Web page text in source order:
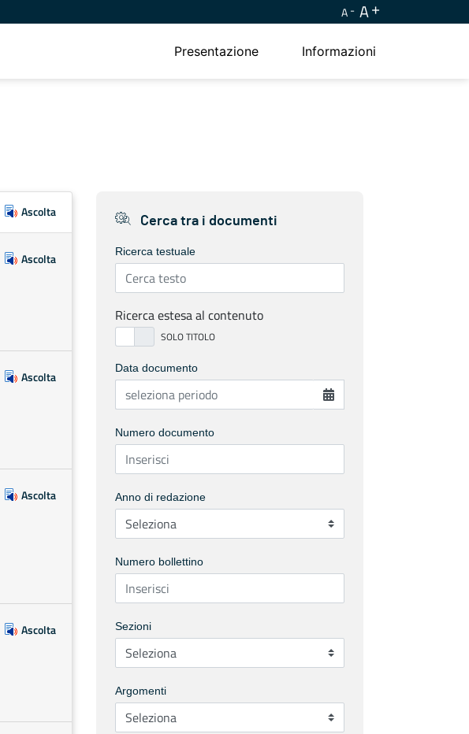
A A
Presentazione Informazioni
Ascolta
Ascolta
Ascolta
Ascolta
Ascolta
Cerca tra i documenti
Ricerca testuale
Ricerca estesa al contenuto
Data documento
Numero documento
Anno di redazione
Numero bollettino
Sezioni
Argomenti